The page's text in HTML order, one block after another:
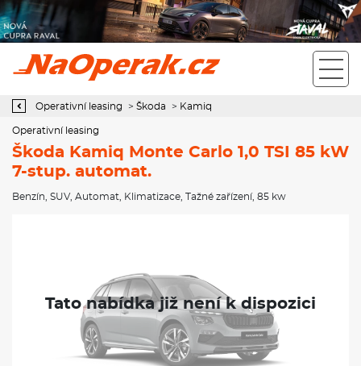
Operativní leasing Škoda Kamiq Monte Carlo 1,0 TSI 85 kW 7-stup.
Operativní leasing > Škoda > Kamiq
Operativní leasing
Škoda Kamiq Monte Carlo 1,0 TSI 85 kW
7-stup. automat.
Benzín SUV, Automat Klimatizace Tažné zařízení, 85 kw